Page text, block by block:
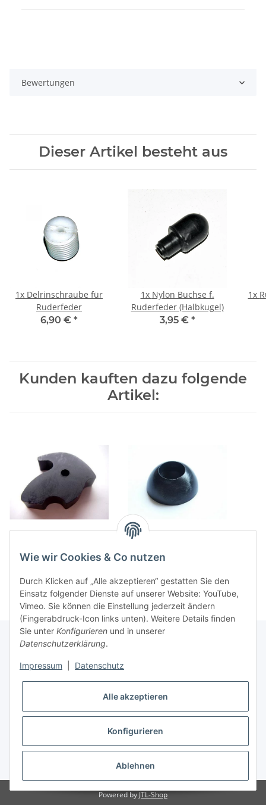
Bewertungen
Dieser Artikel besteht aus
1x Delrinschraube für
Ruderfeder
6,90 € *
1x Nylon Buchse f.
Ruderfeder (Halbkugel)
3,95 € *
1x
Kunden kauften dazu folgende
Artikel:
8,90 €
Mastfußlager HC18
Informationen
Gesetzliche Informationen
Vertrag widerrufen
* Alle Preise inkl. gesetzlicher USt., zzgl.Versand
Powered byJTL-Shop
Wie wir Cookies & Co nutzen
Durch Klicken auf „Alle akzeptieren“ gestatten Sie den
Einsatz folgender Dienste auf unserer Website: YouTube,
Vimeo. Sie können die Einstellung jederzeit ändern
(Fingerabdruck-Icon links unten). Weitere Details finden
Sie unter Konfigurieren und in unserer
Datenschutzerklärung.
Impressum Datenschutz
Alle akzeptieren
Konfigurieren
Ablehnen